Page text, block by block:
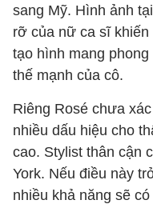
sang Mỹ. Hình ảnh
rỡ của nữ ca sĩ
tạo hình mang
thế mạnh của cô.
Riêng Rosé chưa
nhiều dấu hiệu cho
cao. Stylist thân cận
York. Nếu điều này
nhiều khả năng sẽ